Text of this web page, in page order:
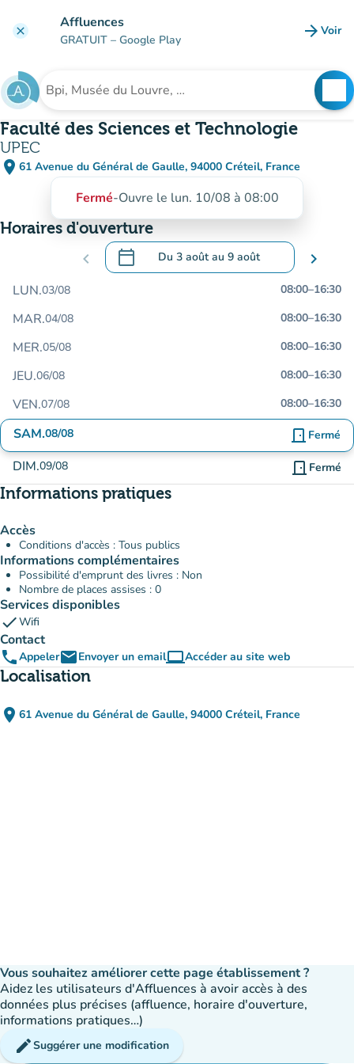
clear Affluences
GRATUIT – Google Play arrow_forward Voir
Rechercher un établissement
Faculté des Sciences et Technologie
UPEC
place 61 Avenue du Général de Gaulle, 94000 Créteil, France
(ouvrir dans Google Maps)
(nouvel onglet)
Fermé-Ouvre le lun. 10/08 à 08:00
Horaires d'ouverture
chevron_left calendar_today Du 3 aoûtau 9 août
.Ouvrir le calendrier pour changer de
chevron_right
LUN.03/08 08:00–16:30
MAR.04/08 08:00–16:30
MER.05/08 08:00–16:30
JEU.06/08 08:00–16:30
VEN.07/08 08:00–16:30
SAM.08/08 door_front Fermé
DIM.09/08 door_front Fermé
Informations pratiques
Accès
Conditions d'accès : Tous publics
Informations complémentaires
Possibilité d'emprunt des livres : Non
Nombre de places assises : 0
Services disponibles
checkWifi
Contact
phoneAppeleremailEnvoyer un emailcomputerAccéder au site web
(nouvel onglet)
Localisation
place 61 Avenue du Général de Gaulle, 94000 Créteil, France
(ouvrir dans Google Maps)
(nouvel onglet)
Vous souhaitez améliorer cette page établissement ?
Aidez les utilisateurs d'Affluences à avoir accès à des
données plus précises (affluence, horaire d'ouverture,
informations pratiques…)
editSuggérer une modification